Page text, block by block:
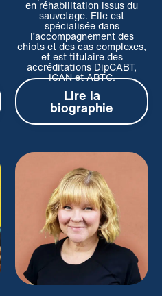
en réhabilitation issus du
sauvetage. Elle est
spécialisée dans
l’accompagnement des
chiots et des cas complexes,
et est titulaire des
accréditations DipCABT,
ICAN et ABTC.
Lire la
biographie